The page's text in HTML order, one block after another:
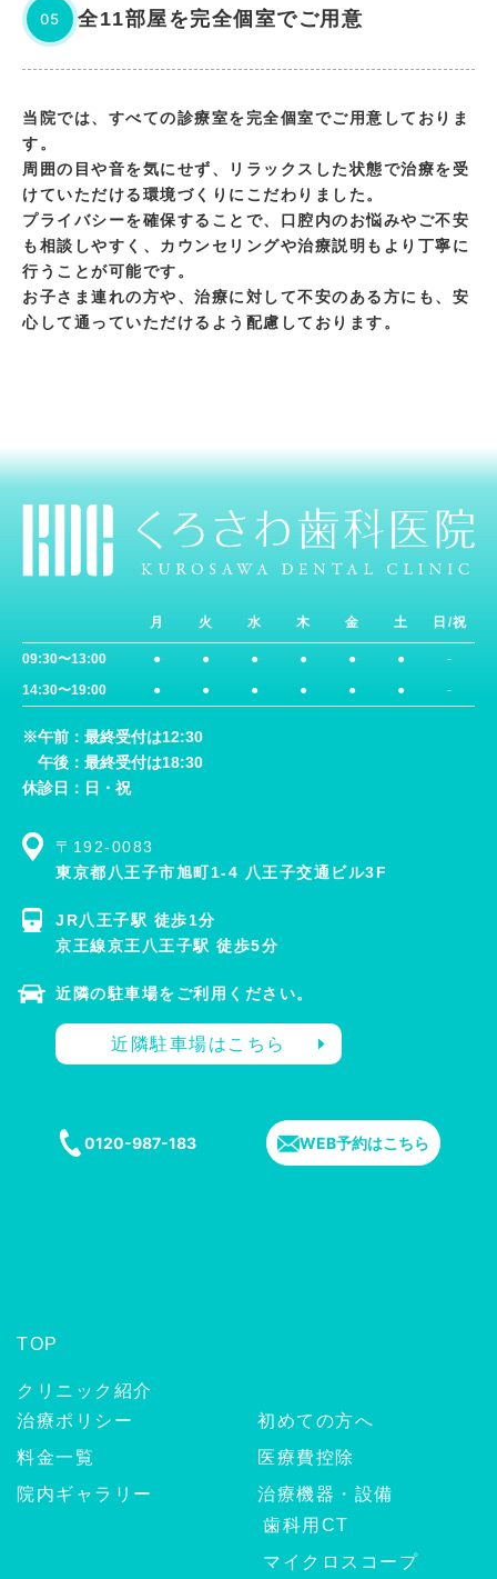
05 全11部屋を完全個室でご用意
当院では、すべての診療室を完全個室でご用意しておりま
す。
周囲の目や音を気にせず、リラックスした状態で治療を受
けていただける環境づくりにこだわりました。
プライバシーを確保することで、口腔内のお悩みやご不安
も相談しやすく、カウンセリングや治療説明もより丁寧に
行うことが可能です。
お子さま連れの方や、治療に対して不安のある方にも、安
心して通っていただけるよう配慮しております。
月 火 水 木 金 土 日/祝
09:30〜13:00 ● ● ● ● ● ●
-
14:30〜19:00
● ● ● ● ● ● -
※午前：最終受付は12:30
午後：最終受付は18:30
休診日：日・祝
〒192-0083
東京都八王子市旭町1-4 八王子交通ビル3F
JR八王子駅 徒歩1分
京王線京王八王子駅 徒歩5分
近隣の駐車場をご利用ください。
近隣駐車場はこちら
0120-987-183 WEB予約はこちら
TOP
クリニック紹介
治療ポリシー
初めての方へ
料金一覧
医療費控除
院内ギャラリー
治療機器・設備
歯科用CT
マイクロスコープ